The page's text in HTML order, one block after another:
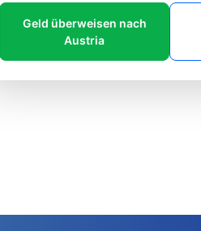
Geld überweisen nach
Austria